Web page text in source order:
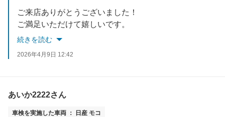
ご来店ありがとうございました！
ご満足いただけて嬉しいです。
またのご利用をお待ちしております！
続きを読む
2026年4月9日 12:42
あいか2222さん
車検を実施した車両 ： 日産 モコ